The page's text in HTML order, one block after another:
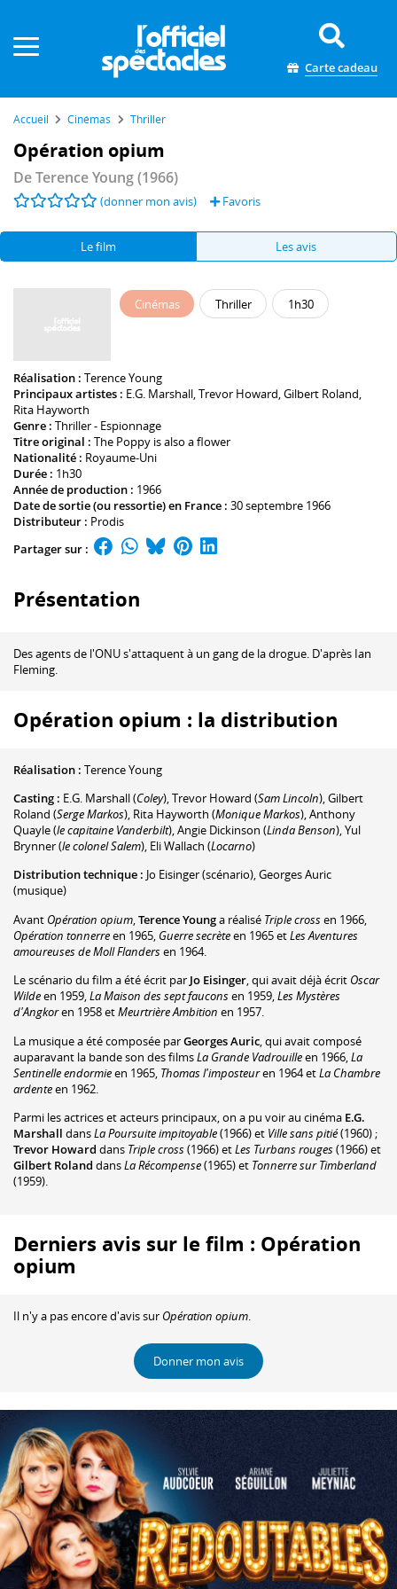
Carte cadeau
Accueil Cinémas Thriller
Opération opium
DeTerence Young(1966)
(donner mon avis) Favoris
Le film Les avis
Cinémas Thriller 1h30
Réalisation : Terence Young
Principaux artistes : E.G. Marshall,Trevor Howard,Gilbert Roland,
Rita Hayworth
Genre : Thriller - Espionnage
Titre original : The Poppy is also a flower
Nationalité : Royaume-Uni
Durée : 1h30
Année de production : 1966
Date de sortie (ou ressortie) en France : 30 septembre 1966
Distributeur : Prodis
Partager sur :
Présentation
Des agents de l'ONU s'attaquent à un gang de la drogue. D'après Ian
Fleming.
Opération opium : la distribution
Réalisation : Terence Young
Casting : E.G. Marshall(Coley),Trevor Howard (Sam Lincoln),Gilbert
Roland (Serge Markos), Rita Hayworth (Monique Markos),Anthony
Quayle(le capitaine Vanderbilt),Angie Dickinson (Linda Benson),Yul
Brynner(le colonel Salem), Eli Wallach (Locarno)
Distribution technique : Jo Eisinger(scénario),Georges Auric
(musique)
Avant Opération opium,Terence Younga réalisé Triple crossen 1966,
Opération tonnerreen 1965, Guerre secrèteen 1965 etLes Aventures
amoureuses de Moll Flandersen 1964.
Le scénario du film a été écrit par Jo Eisinger, qui avait déjà écrit Oscar
Wildeen 1959,La Maison des sept fauconsen 1959,Les Mystères
d'Angkoren 1958 etMeurtrière Ambition en 1957.
La musique a été composée parGeorges Auric , qui avait composé
auparavant la bande son des filmsLa Grande Vadrouilleen 1966, La
Sentinelle endormieen 1965, Thomas l'imposteuren 1964 etLa Chambre
ardenteen 1962.
Parmi les actrices et acteurs principaux, on a pu voir au cinéma E.G.
Marshall dansLa Poursuite impitoyable(1966) et Ville sans pitié(1960) ;
Trevor Howard dans Triple cross(1966) etLes Turbans rouges(1966) et
Gilbert Roland dansLa Récompense(1965) et Tonnerre sur Timberland
(1959).
Derniers avis sur le film : Opération
opium
Il n'y a pas encore d'avis sur Opération opium.
Donner mon avis